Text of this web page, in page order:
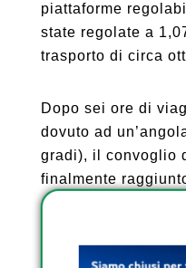
piattaforme
state regolate a
trasporto di circa
Dopo sei ore di
dovuto ad
gradi), il convoglio
finalmente
SCOPRI